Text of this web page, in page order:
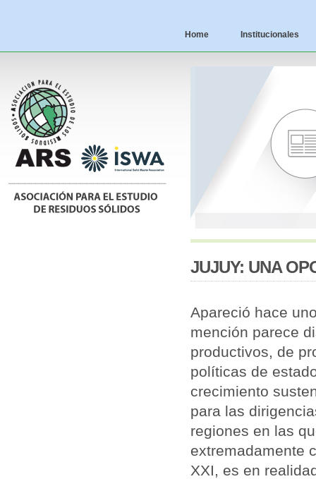
Home Institucionales
JUJUY: UNA
Apareció hace
mención parece
productivos, de
políticas de
crecimiento
para las
regiones en las
extremadamente
XXI, es en